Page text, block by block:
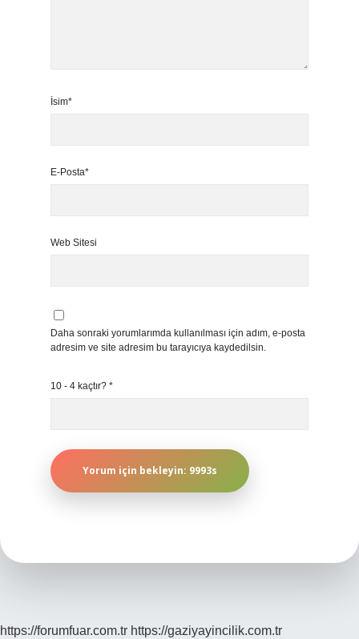
İsim*
E-Posta*
Web Sitesi
Daha sonraki yorumlarımda kullanılması için adım, e-posta
adresim ve site adresim bu tarayıcıya kaydedilsin.
10 - 4 kaçtır? *
https://forumfuar.com.tr https://gaziyayincilik.com.tr